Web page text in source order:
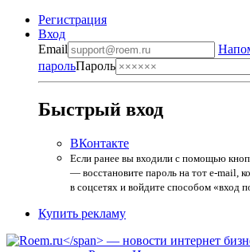
Регистрация
Вход
Email
парольПароль
Быстрый вход
ВКонтакте
Если ранее вы входили с помощью
— восстановите пароль на тот e-mail,
в соцсетях и войдите способом «вход
Купить рекламу